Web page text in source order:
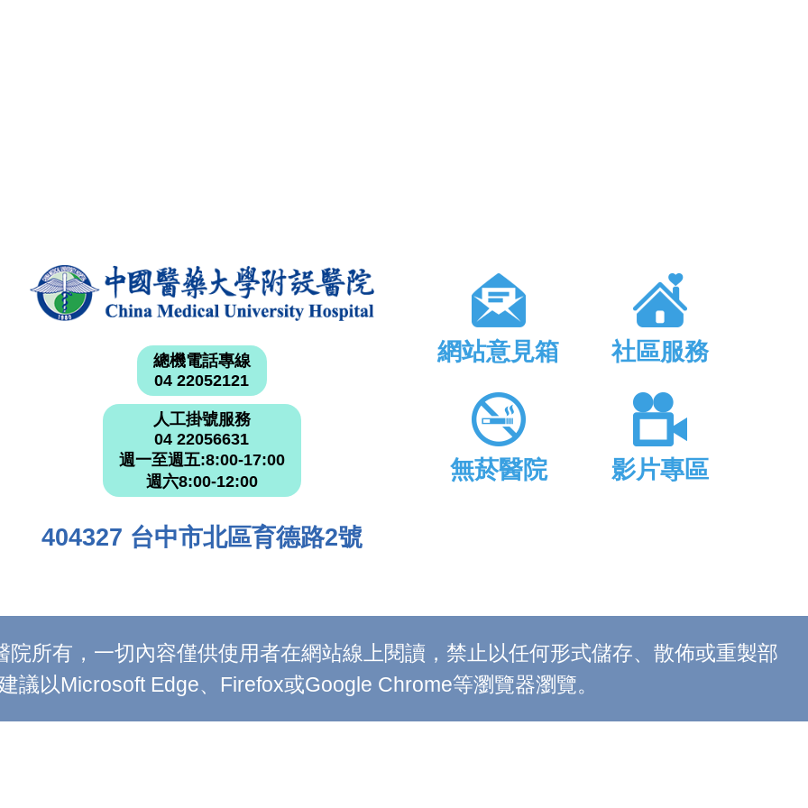
總機電話專線
04 22052121
人工掛號服務
04 22056631
週一至週五:8:00-17:00
週六8:00-12:00
404327 台中市北區育德路2號
網站意見箱 社區服務
無菸醫院 影片專區
所有，一切內容僅供使用者在網站線上閱讀，禁止以任何形式儲存、散佈或重製部
議以Microsoft Edge、Firefox或Google Chrome等瀏覽器瀏覽。